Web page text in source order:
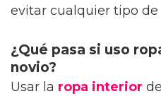
evitar cualquier tipo de
¿Qué pasa si uso
novio?
Usar la ropa interior